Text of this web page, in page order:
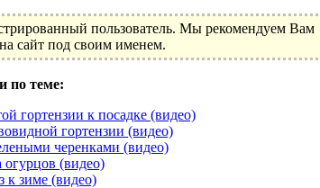
пользователь. Мы рекомендуем Вам
сайт под своим именем.
по теме:
гортензии к посадке (видео)
гортензии (видео)
черенками (видео)
(видео)
к зиме (видео)